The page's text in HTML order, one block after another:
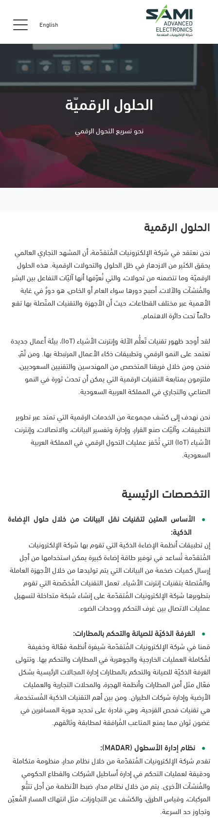
English
الحلول الرقميّة
نحو تسريع التحول الرقمي
الحلول الرقمية
نحن نعتقد في شركة الإلكترونيات المُتقدّمة، أن المشهد التجاري العالمي
يحقق الكثير من الازدهار في ظل الحلول والتحولات الرقمية. هذه الحلول
الرقميّة وما تتضمنه من تحولات، والتي نُعرّفها أنها آليّات التفاعل بين البشر
والمُنشآت والآلات، أصبح دورها سواء العام أو الخاص، هو دورٌ في غاية
الأهمية عبر مختلف القطاعات، حيث أن الأجهزة والتقنيات المتّصلة بها تقع
دائماً تحت دائرة الاهتمام.
لقد أوجد ظهور تقنيات تَعلُّم الآلة وإنترنت الأشياء (IoT)، بيئة أعمال جديدة
تعتمد على النمو الرقمي وتطبيقات ذكاء الأعمال المرتبطة بها. ومن ثَمّ،
فنحن ومن خلال فريقنا المتخصص من المهندسين والتقنيين السعوديين،
ملتزمون بمتابعة التقنيات الرقمية التي يمكن أن تحدث ثورة في النمو
الصناعي والتجاري في المملكة العربية السعودية.
نحن نهدف إلى كشف مجموعة من الخدمات الرقمية التي تمتد عبر تطوير
التطبيقات، وآليّات صنع القرار، وإدارة وتفسير البيانات، والاتصالات، وإنترنت
الأشياء (IoT) التي تُحَفز عمليات التحول الرقمي في المملكة العربية
السعودية.
التخصصات الرئيسية
الأساس المتين لتقنيات نقل البيانات من خلال حلول الإضاءة
الذكية:
إن تطبيقات أنظمة الإضاءة الذكية التي تقوم بها شركة الإلكترونيات
المُتقدّمة تُساعد في توفير طاقة إضاءة كبيرة يمكن استخدامها من أجل
إرسال كميات ضخمة من البيانات التي يتم توليدها من خلال الأجهزة العاملة
والمُتصلة بتقنيات إنترنت الأشياء. تعمل التقنيات المُخصّصة التي تقوم
بتطويرها شركة الإلكترونيات المُتقدّمة على إنشاء شبكة متداخلة لتسهيل
عمليات الاتصال بين غرف التحكم ووحدات الضوء.
الغرفة الذكيّة للصيانة والتحكم بالمطارات:
قمنا في شركة الإلكترونيات المُتقدّمة شيفرة أنظمة فعّالة وخفيفة
لمُكاملة العمليات الخارجية والجوهرية في المطارات والتحكم بها. وتتولى
الغرفة الذكيّة للصيانة والتحكم بالمطارات إدارة المجالات الرئيسية بشكل
فعّال مثل أمن المطارات وأنظمة الهجرة، والمحلات التجارية والعمليات
الأرضية وإدارة شركات الطيران. ومن بين أهم التقنيات الذكية المُستخدمة،
هي تقنيات فحص القزحية، وهي قادرة على تحديد هوية المسافرين في
غضون ثوان مما يمنع المتاعب المُرافقة لمطابقة وثائقهم.
نظام إدارة الأسطول (MADAR):
تقدم شركة الإلكترونيات المُتقدّمة من خلال نظام مدار، منظومة متكاملة
ودقيقة لعمليات التحكم في إدارة أساطيل الشركات والقطاع الحكومي
والمُنشآت الأخرى. يتم من خلال نظام مدار، ضبط الأنظمة من أجل تتبُّع
المركبات، وقياس الطرق، والكشف عن التجاوزات، مثل انتهاك المسار المُعيّن
وتجاوز حد السرعة.